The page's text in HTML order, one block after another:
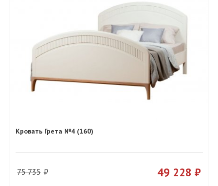
Кровать Грета №4 (160)
75 735 49 228